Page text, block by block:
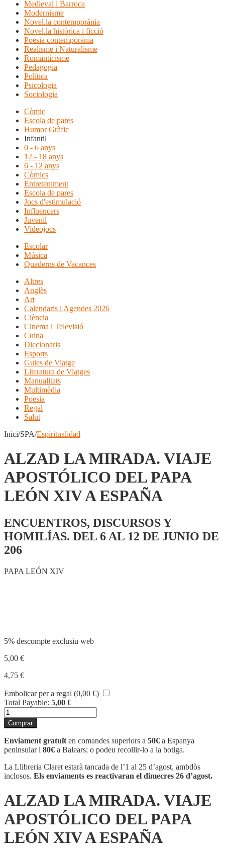
Medieval i Barroca
Modernisme
Novel.la contemporània
Novel.la històrica i ficció
Poesia contemporània
Realisme i Naturalisme
Romanticisme
Pedagogia
Política
Psicologia
Sociologia
Còmic
Escola de pares
Humor Gràfic
Infantil
0 - 6 anys
12 - 18 anys
6 - 12 anys
Còmics
Entreteniment
Escola de pares
Jocs d'estimulació
Influencers
Juvenil
Videojocs
Escolar
Música
Quaderns de Vacances
Altres
Anglès
Art
Calendaris i Agendes 2026
Ciència
Cinema i Televisió
Cuina
Diccionaris
Esports
Guies de Viatge
Literatura de Viatges
Manualitats
Multimèdia
Poesia
Regal
Salut
Inici/SPA/Espiritualidad
ALZAD LA MIRADA. VIAJE
APOSTÓLICO DEL PAPA
LEÓN XIV A ESPAÑA
ENCUENTROS, DISCURSOS Y
HOMILÍAS. DEL 6 AL 12 DE JUNIO DE
206
PAPA LEÓN XIV
5% descompte exclusiu web
5,00 €
4,75 €
Embolicar per a regal (0,00 €)
Total Payable: 5,00 €
quantitat
de
ALZAD
LA
MIRADA.
VIAJE
APOSTÓLICO
DEL
XIV
ESPAÑA
Comprar
Enviament gratuït en comandes superiors a 50€ a Espanya
peninsular i 80€ a Balears; o podeu recollir-lo a la botiga.
La Llibreria Claret estarà tancada de l’1 al 25 d’agost, ambdòs
inclosos. Els enviaments es reactivaran el dimecres 26 d’agost.
ALZAD LA MIRADA. VIAJE
APOSTÓLICO DEL PAPA
LEÓN XIV A ESPAÑA